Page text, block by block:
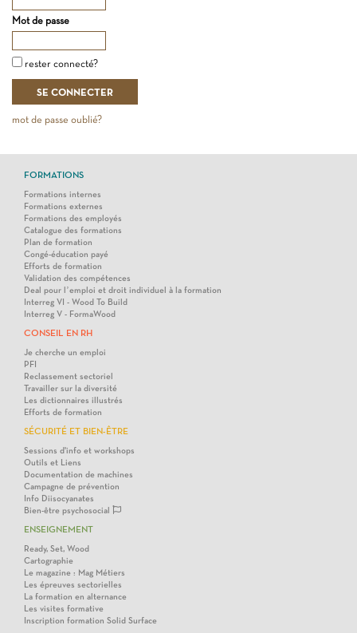
Mot de passe
rester connecté?
mot de passe oublié?
FORMATIONS
Formations internes
Formations externes
Formations des employés
Catalogue des formations
Plan de formation
Congé-éducation payé
Efforts de formation
Validation des compétences
Deal pour l’emploi et droit individuel à la formation
Interreg VI - Wood To Build
Interreg V - FormaWood
CONSEIL EN RH
Je cherche un emploi
PFI
Reclassement sectoriel
Travailler sur la diversité
Les dictionnaires illustrés
Efforts de formation
SÉCURITÉ ET BIEN-ÊTRE
Sessions d'info et workshops
Outils et Liens
Documentation de machines
Campagne de prévention
Info Diisocyanates
Bien-être psychosocial
ENSEIGNEMENT
Ready, Set, Wood
Cartographie
Le magazine : Mag Métiers
Les épreuves sectorielles
La formation en alternance
Les visites formative
Inscription formation Solid Surface